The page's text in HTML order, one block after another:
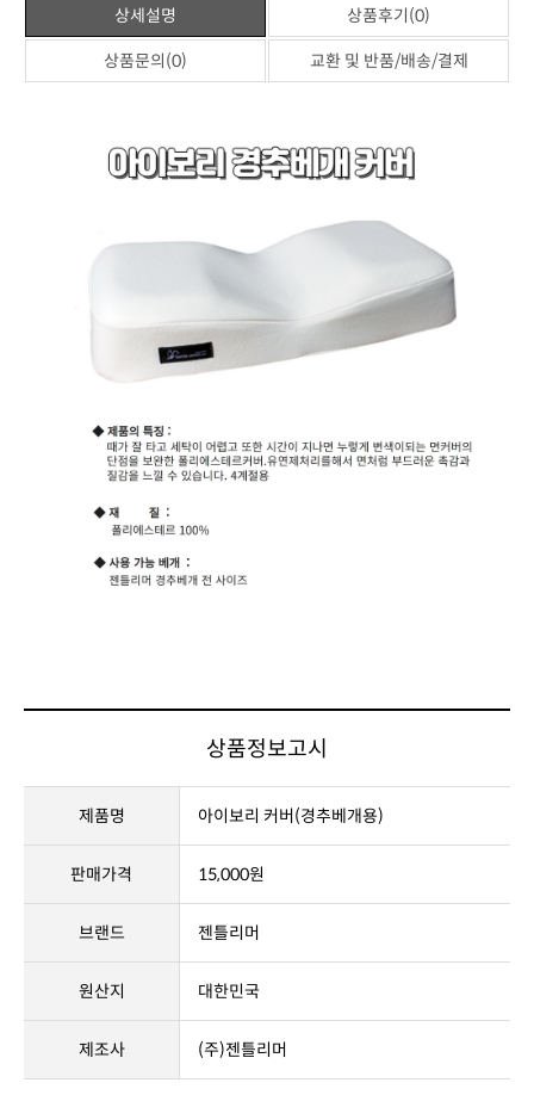
상세설명 상품후기(0)
상품문의(0) 교환 및 반품/배송/결제
상품정보고시
제품명 아이보리 커버(경추베개용)
판매가격 15,000원
브랜드 젠틀리머
원산지 대한민국
제조사 (주)젠틀리머